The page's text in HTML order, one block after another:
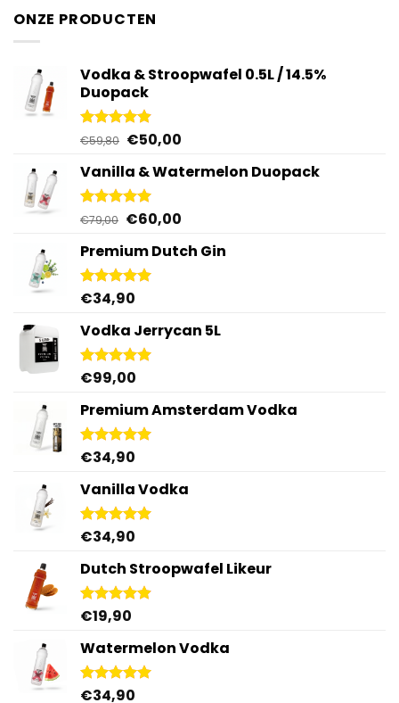
ONZE PRODUCTEN
Vodka & Stroopwafel 0.5L / 14.5%
Duopack
Gewaardeerd
€59,80 Oorspronkelijke
was:
€59,80.
€50,00Huidige
is:
Vanilla & Watermelon Duopack
Gewaardeerd
€79,00 Oorspronkelijke
was:
€79,00.
€60,00Huidige
is:
Premium Dutch Gin
Gewaardeerd
€34,90
Vodka Jerrycan 5L
Gewaardeerd
€99,00
Premium Amsterdam Vodka
Gewaardeerd
€34,90
Vanilla Vodka
Gewaardeerd
€34,90
Dutch Stroopwafel Likeur
Gewaardeerd
€19,90
Watermelon Vodka
Gewaardeerd
€34,90